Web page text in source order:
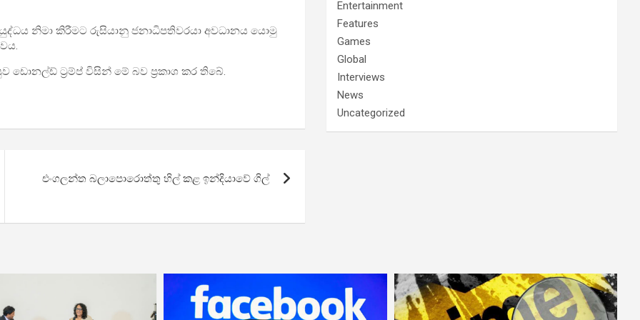
නිමා කිරීමට රුසියානු ජනාධිපතිවරයා අවධානය යොමු
ඩොනල්ඩ් ට්‍රම්ප් විසින් මේ බව ප්‍රකාශ කර තිබේ.
එංගලන්ත බලාපොරොත්තු හිල් කළ ඉන්දියාවේ ගිල්
Entertainment
Features
Games
Global
Interviews
News
Uncategorized